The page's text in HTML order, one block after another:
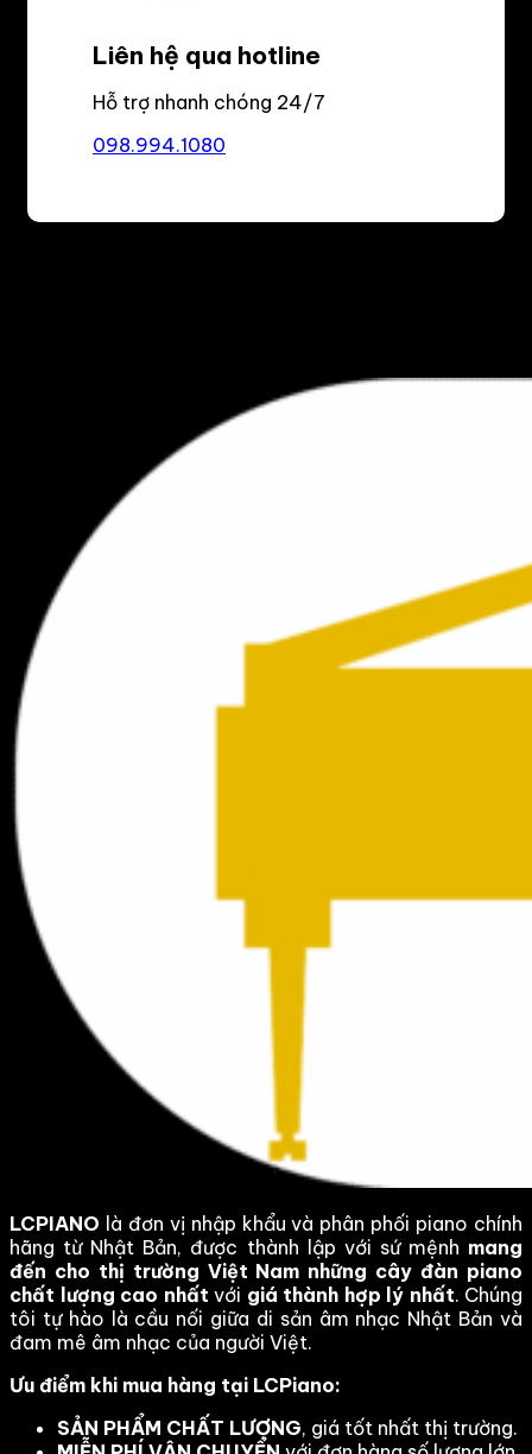
Piano cơ Yamaha
Tổng quan về Piano Cơ Yamaha
Lịch sử và thương hiệu Yamaha
Yamaha Corporation
Nhật Bản bởi Torakusu Yamaha với khởi đầu từ việc
sửa chữa một chiếc organ cũ. Từ những ngày đầu
và cải tiến để tạo ra những cây
lượng âm thanh tuyệt vời.
Liên hệ qua hotline
Hỗ trợ nhanh chóng 24/7
098.994.1080
LCPIANO là đơn vị nhập khẩu và phân phối piano chính
hãng từ Nhật Bản, được thành lập với sứ mệnh mang
đến cho thị trường Việt Nam những cây đàn piano
chất lượng cao nhất với giá thành hợp lý nhất. Chúng
tôi tự hào là cầu nối giữa di sản âm nhạc Nhật Bản và
đam mê âm nhạc của người Việt.
Ưu điểm khi mua hàng tại LCPiano:
SẢN PHẨM CHẤT LƯỢNG, giá tốt nhất thị trường.